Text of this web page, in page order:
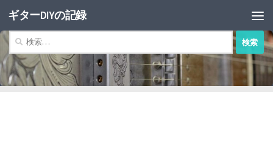
コンテンツへスキップ
ギターDIYの記録
索: